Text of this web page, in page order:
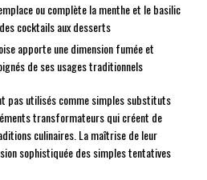
ou complète la menthe et le basilic
cocktails aux desserts
apporte une dimension fumée et
de ses usages traditionnels
pas utilisés comme simples substituts
transformateurs qui créent de
culinaires. La maîtrise de leur
sophistiquée des simples tentatives